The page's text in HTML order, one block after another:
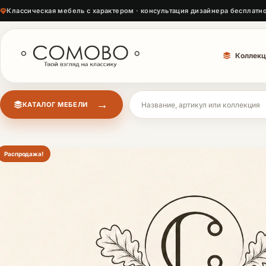
Классическая мебель с характером · консультация дизайнера
КАТАЛОГ МЕБЕЛИ → Поиск мебели
Распродажа!